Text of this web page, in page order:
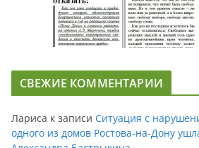
СВЕЖИЕ КОММЕНТАРИИ
Лариса к записи Ситуация с
одного из домов Ростова-на-Дону